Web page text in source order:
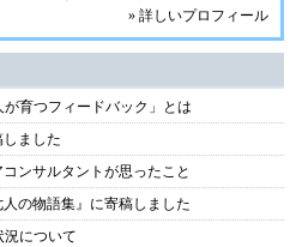
» 詳しいプロフィール
育つフィードバック」とは
しました
ンサルタントが思ったこと
の物語集』に寄稿しました
について